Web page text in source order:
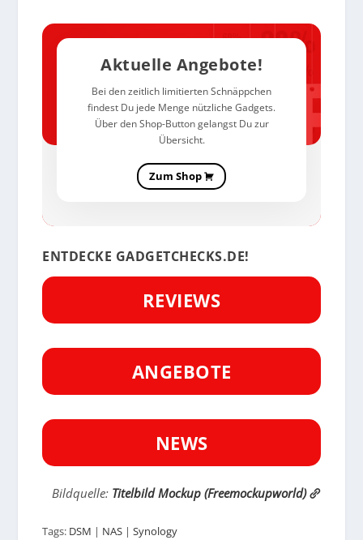
Aktuelle Angebote!
Bei den zeitlich limitierten Schnäppchen
findest Du jede Menge nützliche Gadgets.
Über den Shop-Button gelangst Du zur
Übersicht.
Zum Shop
ENTDECKE GADGETCHECKS.DE!
REVIEWS
ANGEBOTE
NEWS
Bildquelle: Titelbild Mockup (Freemockupworld)
Tags: DSM | NAS |Synology